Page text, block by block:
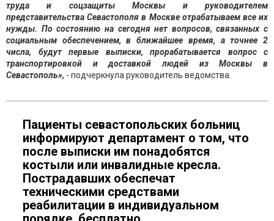
труда и соцзащиты Москвы и руководителем
представительства Севастополя в Москве отрабатываем все их
нужды. По состоянию на сегодня нет вопросов, связанных с
социальным обеспечением, в ближайшее время, а точнее 2
числа, будут первые выписки, прорабатывается вопрос с
транспортировкой и доставкой людей из Москвы в
Севастополь», - подчеркнула руководитель ведомства.
Пациенты севастопольских больниц
информируют департамент о том, что
после выписки им понадобятся
костыли или инвалидные кресла.
Пострадавших обеспечат
техническими средствами
реабилитации в индивидуальном